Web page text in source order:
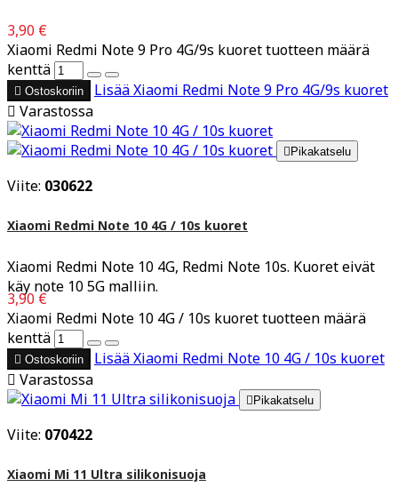
3,90 €
Xiaomi Redmi Note 9 Pro 4G/9s kuoret tuotteen määrä
kenttä
 Ostoskoriin LisääXiaomi Redmi Note 9 Pro 4G/9s kuoret
 Varastossa
 Pikakatselu
Viite: 030622
Xiaomi Redmi Note 10 4G / 10s kuoret
Xiaomi Redmi Note 10 4G, Redmi Note 10s. Kuoret eivät
käy note 10 5G malliin.
3,90 €
Xiaomi Redmi Note 10 4G / 10s kuoret tuotteen määrä
kenttä
 Ostoskoriin LisääXiaomi Redmi Note 10 4G / 10s kuoret
 Varastossa
 Pikakatselu
Viite: 070422
Xiaomi Mi 11 Ultra silikonisuoja